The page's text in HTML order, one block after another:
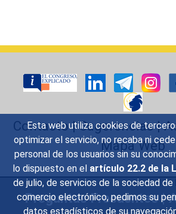
Esta web utiliza cookies de
optimizar el servicio, no recaba ni
personal de los usuarios sin su
lo dispuesto en el artículo 22.2 de la
de julio, de servicios de la sociedad
comercio electrónico, pedimos su
datos estadísticos de su
Contacto|Sugerencias|
Mapa Web
Preguntas Frecuentes|